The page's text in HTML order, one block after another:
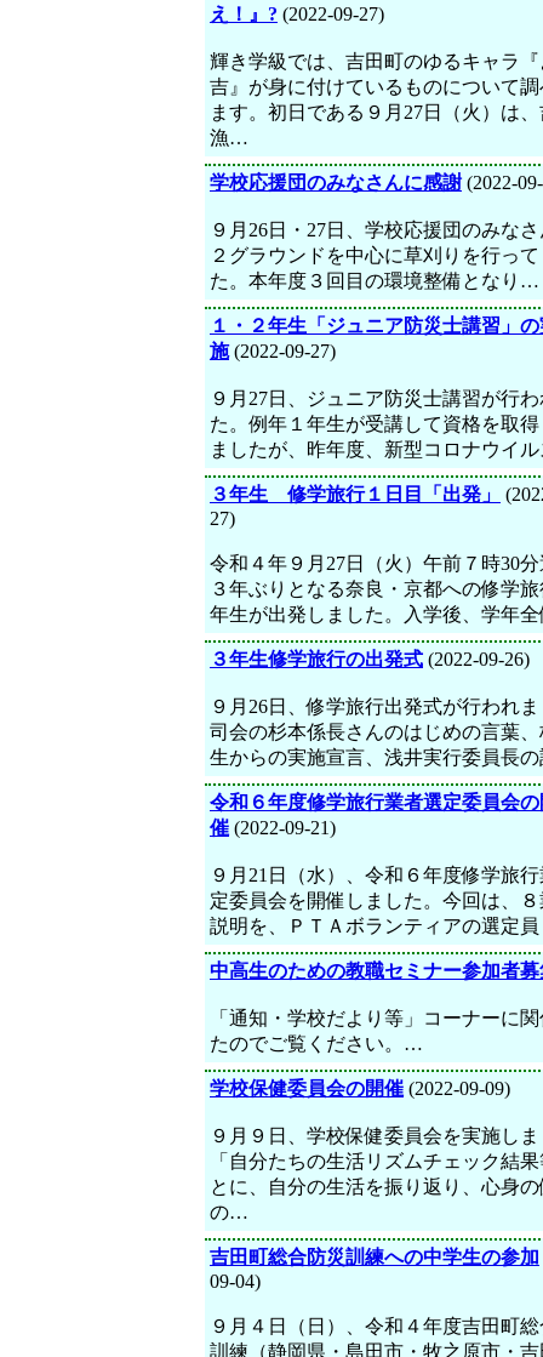
え！』? (2022-09-27)
輝き学級では、吉田町のゆるキャラ
吉』が身に付けているものについて
ます。初日である９月27日（火）は
漁…
学校応援団のみなさんに感謝(2022-
９月26日・27日、学校応援団のみな
２グラウンドを中心に草刈りを行っ
た。本年度３回目の環境整備となり…
１・２年生「ジュニア防災士講習」
施(2022-09-27)
９月27日、ジュニア防災士講習が行
た。例年１年生が受講して資格を取
ましたが、昨年度、新型コロナウイ
３年生 修学旅行１日目「出発」
27)
令和４年９月27日（火）午前７時30
３年ぶりとなる奈良・京都への修学
年生が出発しました。入学後、学年
３年生修学旅行の出発式 (2022-09-26)
９月26日、修学旅行出発式が行われ
司会の杉本係長さんのはじめの言葉
生からの実施宣言、浅井実行委員長
令和６年度修学旅行業者選定委員会の
催 (2022-09-21)
９月21日（水）、令和６年度修学旅
定委員会を開催しました。今回は、
説明を、ＰＴＡボランティアの選定
中高生のための教職セミナー参加者募
「通知・学校だより等」コーナーに
たのでご覧ください。…
学校保健委員会の開催 (2022-09-09)
９月９日、学校保健委員会を実施し
「自分たちの生活リズムチェック結
とに、自分の生活を振り返り、心身
の…
吉田町総合防災訓練への中学生の参加
09-04)
９月４日（日）、令和４年度吉田町
訓練（静岡県・島田市・牧之原市・